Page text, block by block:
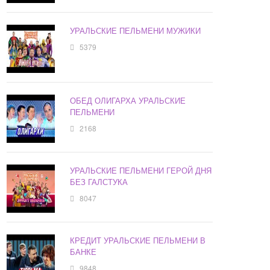
УРАЛЬСКИЕ ПЕЛЬМЕНИ МУЖИКИ
5379
ОБЕД ОЛИГАРХА УРАЛЬСКИЕ
ПЕЛЬМЕНИ
2168
УРАЛЬСКИЕ ПЕЛЬМЕНИ ГЕРОЙ ДНЯ
БЕЗ ГАЛСТУКА
8047
КРЕДИТ УРАЛЬСКИЕ ПЕЛЬМЕНИ В
БАНКЕ